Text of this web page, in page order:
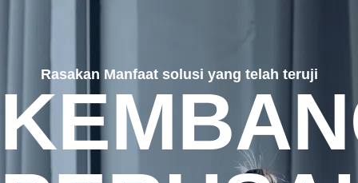
Rasakan Manfaat solusi yang telah teruji